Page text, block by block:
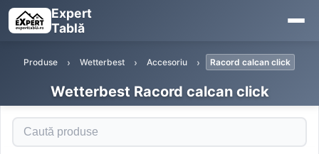
Expert
Tablă
Produse Wetterbest Accesoriu Racord calcan click
Wetterbest Racord calcan click
Caută produse